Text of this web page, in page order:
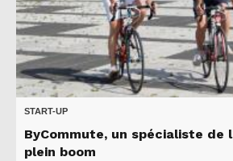
START-UP
ByCommute, un spécialiste de
plein boom